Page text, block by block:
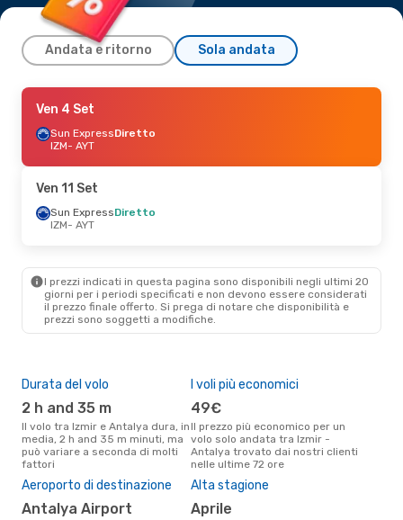
Andata e ritorno Sola andata
Gio 10 Set
Sun ExpressDiretto
IZM- AYT
AYT- IZM
Mer 23 Set- Lun 28 Set
- IZM
Mer 26 Ago - Mer 2 Set
AYT- IZM
Ven 4 Set
Sun ExpressDiretto
IZM- AYT
Ven 11 Set
Sun ExpressDiretto
IZM- AYT
I prezzi indicati in questa pagina sono disponibili negli ultimi 20
giorni per i periodi specificati e non devono essere considerati
il ​​prezzo finale offerto. Si prega di notare che disponibilità e
prezzi sono soggetti a modifiche.
Durata del volo
2 h and 35 m
Il volo tra Izmir e Antalya dura, in
media, 2 h and 35 m minuti, ma
può variare a seconda di molti
fattori
I voli più economici
49€
Il prezzo più economico per un
volo solo andata tra Izmir -
Antalya trovato dai nostri clienti
nelle ultime 72 ore
Aeroporto di destinazione
Antalya Airport
Alta stagione
aprile